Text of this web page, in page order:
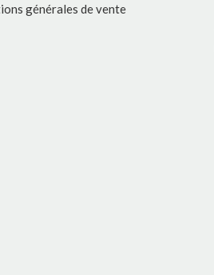
générales de vente